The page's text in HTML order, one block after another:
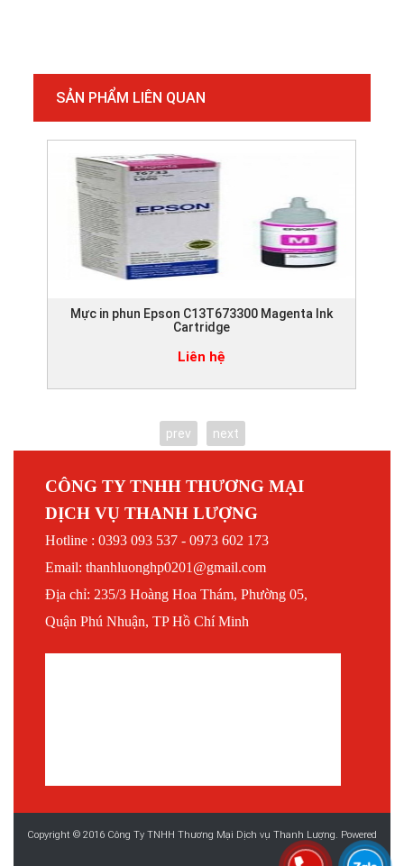
SẢN PHẨM LIÊN QUAN
Mực in phun Epson C13T673300 Magenta Ink
Cartridge
Liên hệ
prev next
CÔNG TY TNHH THƯƠNG MẠI
DỊCH VỤ THANH LƯỢNG
Hotline : 0393 093 537 - 0973 602 173
Email: thanhluonghp0201@gmail.com
Địa chỉ: 235/3 Hoàng Hoa Thám, Phường 05,
Quận Phú Nhuận, TP Hồ Chí Minh
Copyright © 2016 Công Ty TNHH Thương Mại Dịch vụ Thanh Lượng. Powered